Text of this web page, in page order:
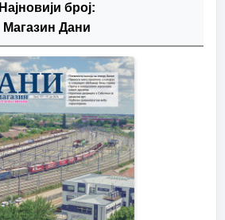
Најновији број:
Магазин Дани